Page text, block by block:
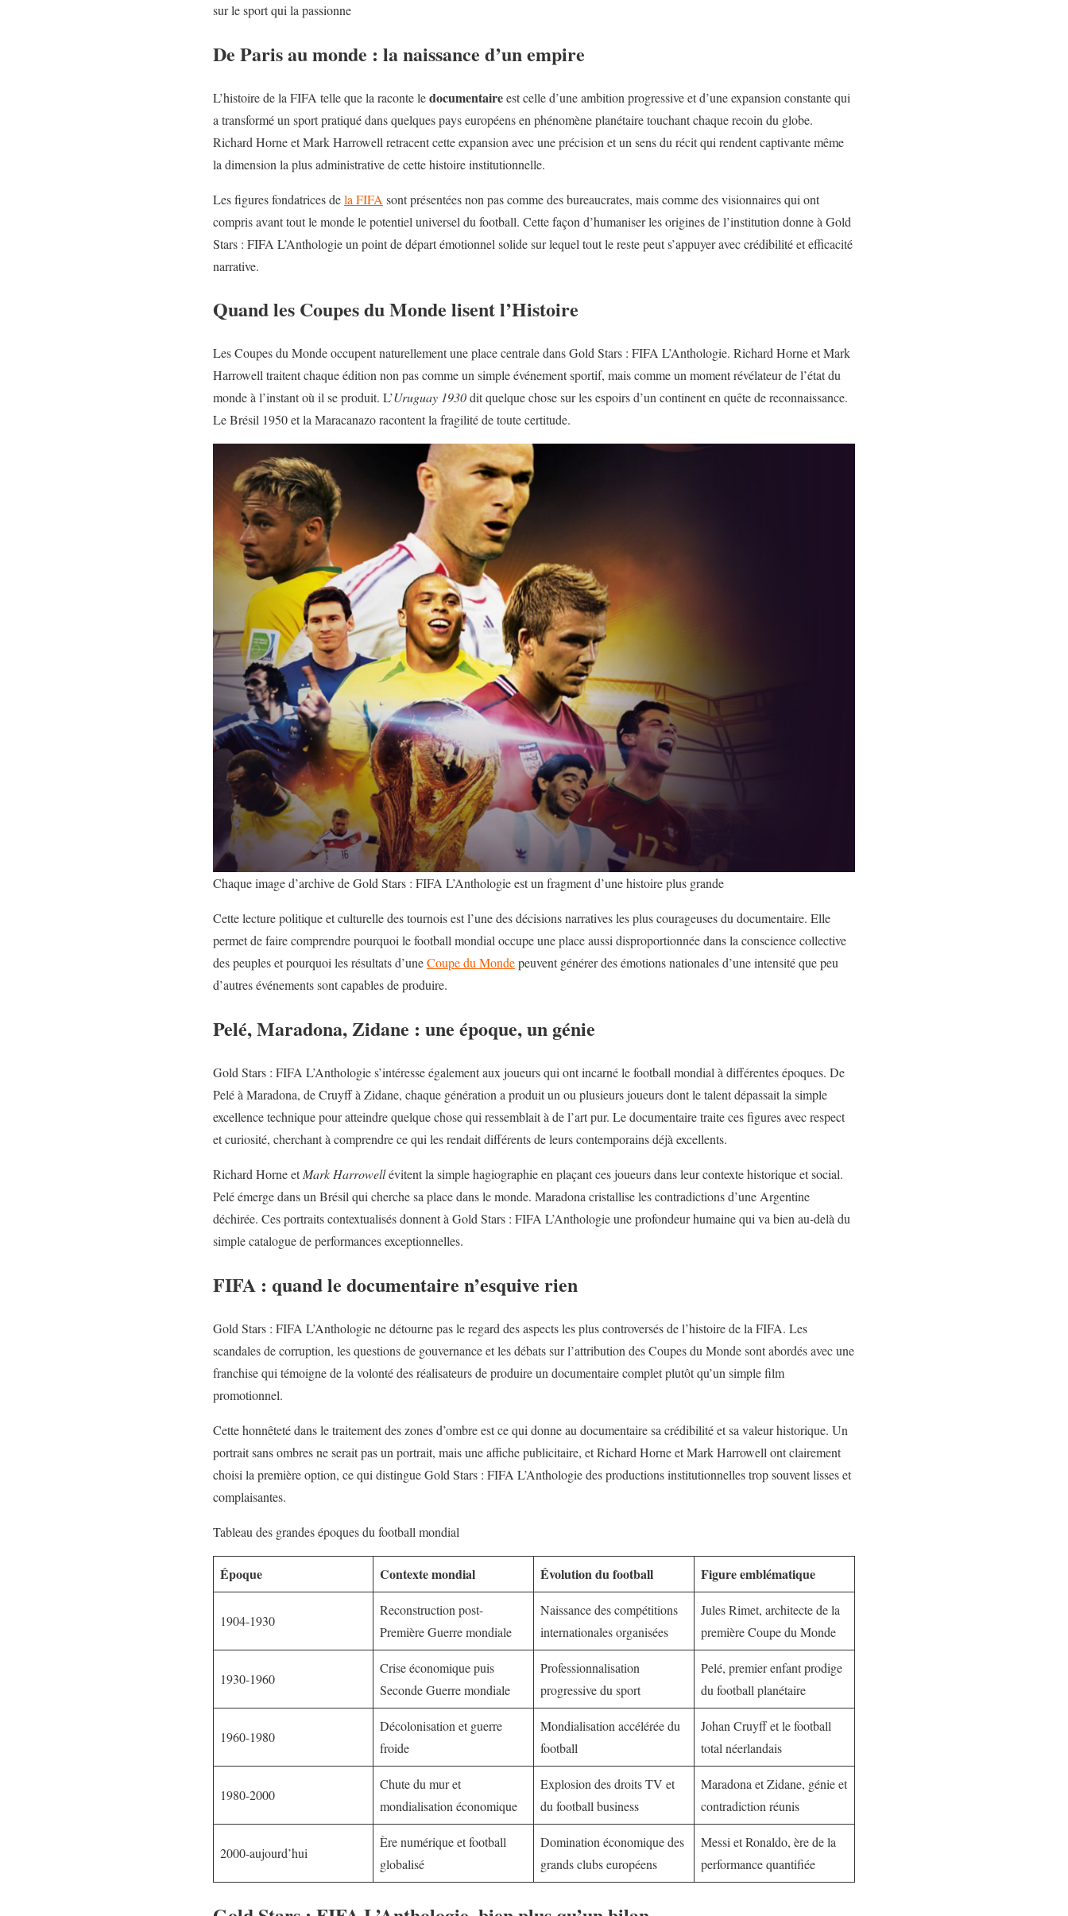
sur le sport qui la passionne
De Paris au monde : la naissance d’un empire
L’histoire de la FIFA telle que la raconte ledocumentaireest celle d’une ambition progressive et d’une expansion constante qui
a transformé un sport pratiqué dans quelques pays européens en phénomène planétaire touchant chaque recoin du globe.
Richard Horne et Mark Harrowell retracent cette expansion avec une précision et un sens du récit qui rendent captivante même
la dimension la plus administrative de cette histoire institutionnelle.
Les figures fondatrices dela FIFA sont présentées non pas comme des bureaucrates, mais comme des visionnaires qui ont
compris avant tout le monde le potentiel universel du football. Cette façon d’humaniser les origines de l’institution donne à Gold
Stars : FIFA L’Anthologie un point de départ émotionnel solide sur lequel tout le reste peut s’appuyer avec crédibilité et efficacité
narrative.
Quand les Coupes du Monde lisent l’Histoire
Les Coupes du Monde occupent naturellement une place centrale dans Gold Stars : FIFA L’Anthologie. Richard Horne et Mark
Harrowell traitent chaque édition non pas comme un simple événement sportif, mais comme un moment révélateur de l’état du
monde à l’instant où il se produit. L’Uruguay 1930dit quelque chose sur les espoirs d’un continent en quête de reconnaissance.
Le Brésil 1950 et la Maracanazo racontent la fragilité de toute certitude.
Chaque image d’archive de Gold Stars : FIFA L’Anthologie est un fragment d’une histoire plus grande
Cette lecture politique et culturelle des tournois est l’une des décisions narratives les plus courageuses du documentaire. Elle
permet de faire comprendre pourquoi le football mondial occupe une place aussi disproportionnée dans la conscience collective
des peuples et pourquoi les résultats d’uneCoupe du Mondepeuvent générer des émotions nationales d’une intensité que peu
d’autres événements sont capables de produire.
Pelé, Maradona, Zidane : une époque, un génie
Gold Stars : FIFA L’Anthologie s’intéresse également aux joueurs qui ont incarné le football mondial à différentes époques. De
Pelé à Maradona, de Cruyff à Zidane, chaque génération a produit un ou plusieurs joueurs dont le talent dépassait la simple
excellence technique pour atteindre quelque chose qui ressemblait à de l’art pur. Le documentaire traite ces figures avec respect
et curiosité, cherchant à comprendre ce qui les rendait différents de leurs contemporains déjà excellents.
Richard Horne etMark Harrowellévitent la simple hagiographie en plaçant ces joueurs dans leur contexte historique et social.
Pelé émerge dans un Brésil qui cherche sa place dans le monde. Maradona cristallise les contradictions d’une Argentine
déchirée. Ces portraits contextualisés donnent à Gold Stars : FIFA L’Anthologie une profondeur humaine qui va bien au-delà du
simple catalogue de performances exceptionnelles.
FIFA : quand le documentaire n’esquive rien
Gold Stars : FIFA L’Anthologie ne détourne pas le regard des aspects les plus controversés de l’histoire de la FIFA. Les
scandales de corruption, les questions de gouvernance et les débats sur l’attribution des Coupes du Monde sont abordés avec une
franchise qui témoigne de la volonté des réalisateurs de produire un documentaire complet plutôt qu’un simple film
promotionnel.
Cette honnêteté dans le traitement des zones d’ombre est ce qui donne au documentaire sa crédibilité et sa valeur historique. Un
portrait sans ombres ne serait pas un portrait, mais une affiche publicitaire, et Richard Horne et Mark Harrowell ont clairement
choisi la première option, ce qui distingue Gold Stars : FIFA L’Anthologie des productions institutionnelles trop souvent lisses et
complaisantes.
Tableau des grandes époques du football mondial
Époque Contexte mondial Évolution du football Figure emblématique
1904-1930
Reconstruction post-
Première Guerre mondiale
Naissance des compétitions
internationales organisées
Jules Rimet, architecte de la
première Coupe du Monde
1930-1960
Crise économique puis
Seconde Guerre mondiale
Professionnalisation
progressive du sport
Pelé, premier enfant prodige
du football planétaire
1960-1980
Décolonisation et guerre
froide
Mondialisation accélérée du
football
Johan Cruyff et le football
total néerlandais
1980-2000
Chute du mur et
mondialisation économique
Explosion des droits TV et
du football business
Maradona et Zidane, génie et
contradiction réunis
2000-aujourd’hui
Ère numérique et football
globalisé
Domination économique des
grands clubs européens
Messi et Ronaldo, ère de la
performance quantifiée